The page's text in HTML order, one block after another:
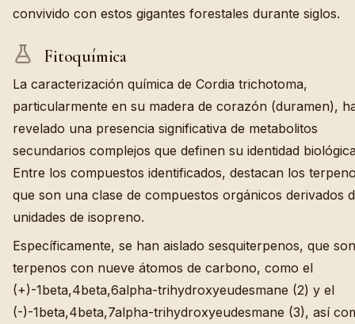
convivido con estos gigantes forestales durante siglos.
Fitoquímica
La caracterización química de Cordia trichotoma,
particularmente en su madera de corazón (duramen),
revelado una presencia significativa de metabolitos
secundarios complejos que definen su identidad
Entre los compuestos identificados, destacan los
que son una clase de compuestos orgánicos derivados
unidades de isopreno.
Específicamente, se han aislado sesquiterpenos, que son
terpenos con nueve átomos de carbono, como el
(+)-1beta,4beta,6alpha-trihydroxyeudesmane (2) y el
(-)-1beta,4beta,7alpha-trihydroxyeudesmane (3), así